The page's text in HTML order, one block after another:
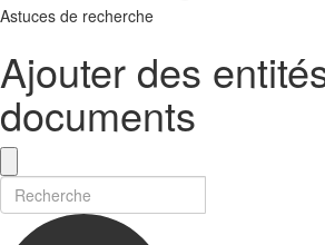
Astuces de recherche
Ajouter des
documents